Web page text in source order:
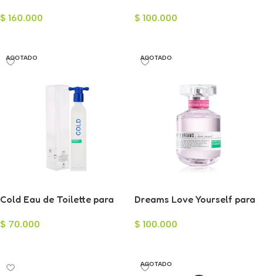
para Mujer 80ml
$ 160.000
Hombre 100ml
$ 100.000
AGOTADO
Cold Eau de Toilette para
$ 70.000
AGOTADO
Dreams Love Yourself para
$ 100.000
AGOTADO